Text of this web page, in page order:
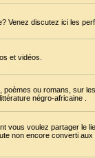
Venez discutez ici les
et vidéos.
ou romans, sur
négro-africaine .
vous voulez partager le
non encore converti